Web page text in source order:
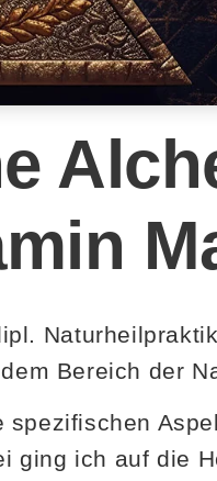
Bereich der
ging ich auf die